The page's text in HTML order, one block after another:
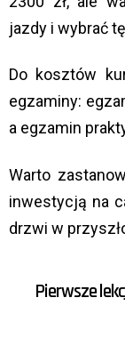
jazdy i wybrać
Do kosztów
egzaminy:
a egzamin
Warto
inwestycją na
drzwi w
Pierwsze